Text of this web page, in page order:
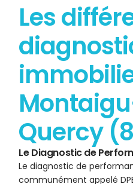
Les
Quercy
Le Diagnostic de
Le diagnostic de
communément appelé